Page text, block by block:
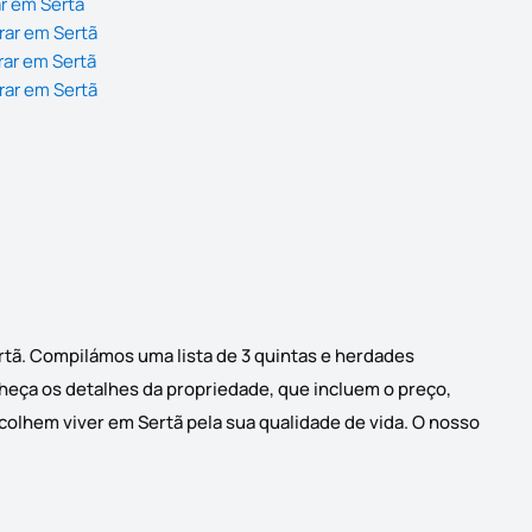
em Sertã
em Sertã
em Sertã
Compilámos uma lista de 3 quintas e herdades
os detalhes da propriedade, que incluem o preço,
viver em Sertã pela sua qualidade de vida. O nosso